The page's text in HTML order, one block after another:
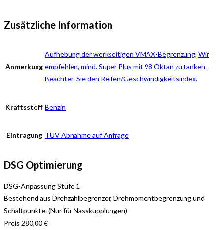
Zusätzliche Information
Anmerkung
Aufhebung der werkseitigen VMAX-Begrenzung, Wir
empfehlen, mind. Super Plus mit 98 Oktan zu tanken.
Beachten Sie den Reifen/Geschwindigkeitsindex.
Kraftsstoff Benzin
Eintragung TÜV Abnahme auf Anfrage
DSG Optimierung
DSG-Anpassung Stufe 1
Bestehend aus Drehzahlbegrenzer, Drehmomentbegrenzung und
Schaltpunkte. (Nur für Nasskupplungen)
Preis 280,00 €